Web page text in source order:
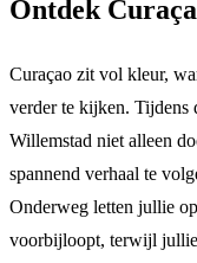
Ontdek
Curaçao zit vol kleur,
verder te kijken. Tijdens
Willemstad niet alleen
spannend verhaal te
Onderweg letten jullie
voorbijloopt, terwijl jullie